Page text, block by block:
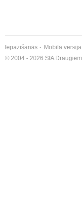
Iepazīšanās Mobilā versija
© 2004 - 2026 SIA Draugiem